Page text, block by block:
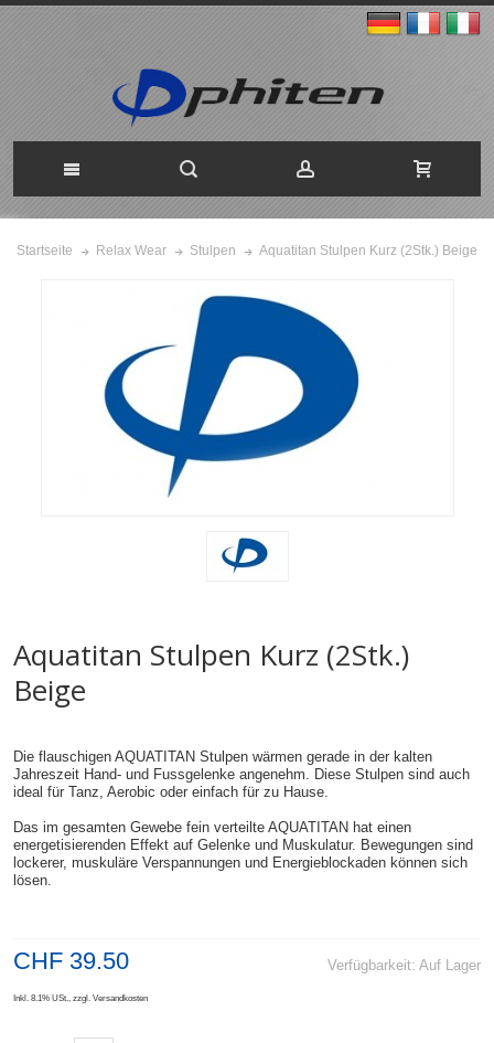
Startseite Relax Wear Stulpen Aquatitan Stulpen Kurz (2Stk.) Beige
Aquatitan Stulpen Kurz (2Stk.)
Beige
Die flauschigen AQUATITAN Stulpen wärmen gerade in der kalten
Jahreszeit Hand- und Fussgelenke angenehm. Diese Stulpen sind auch
ideal für Tanz, Aerobic oder einfach für zu Hause.
Das im gesamten Gewebe fein verteilte AQUATITAN hat einen
energetisierenden Effekt auf Gelenke und Muskulatur. Bewegungen sind
lockerer, muskuläre Verspannungen und Energieblockaden können sich
lösen.
Verfügbarkeit: Auf Lager
CHF 39.50
Inkl. 8.1% USt., zzgl. Versandkosten